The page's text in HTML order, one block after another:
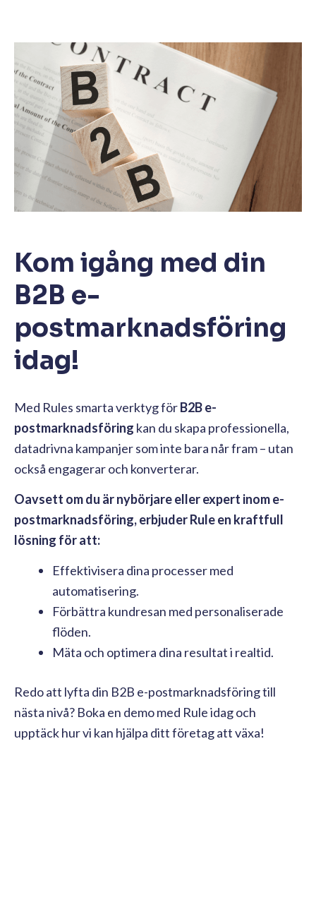
Kom igång med din
B2B e-
postmarknadsföring
idag!
Med Rules smarta verktyg förB2B e-
postmarknadsföring kan du skapa professionella,
datadrivna kampanjer som inte bara når fram – utan
också engagerar och konverterar.
Oavsett om du är nybörjare eller expert inom e-
postmarknadsföring, erbjuder Rule en kraftfull
lösning för att:
Effektivisera dina processer med
automatisering.
Förbättra kundresan med personaliserade
flöden.
Mäta och optimera dina resultat i realtid.
Redo att lyfta din B2B e-postmarknadsföring till
nästa nivå? Boka en demo med Rule idag och
upptäck hur vi kan hjälpa ditt företag att växa!